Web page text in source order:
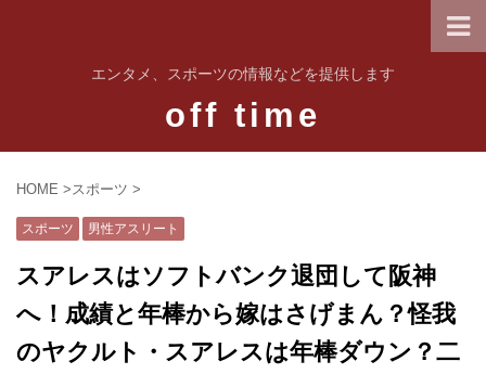
エンタメ、スポーツの情報などを提供します
off time
HOME >スポーツ >
スポーツ 男性アスリート
スアレスはソフトバンク退団して阪神
へ！成績と年棒から嫁はさげまん？怪我
のヤクルト・スアレスは年棒ダウン？二